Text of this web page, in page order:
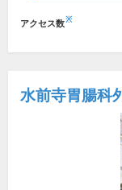
アクセス数※
水前寺胃腸科